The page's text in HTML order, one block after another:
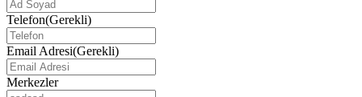
Telefon(Gerekli)
Email Adresi(Gerekli)
Merkezler